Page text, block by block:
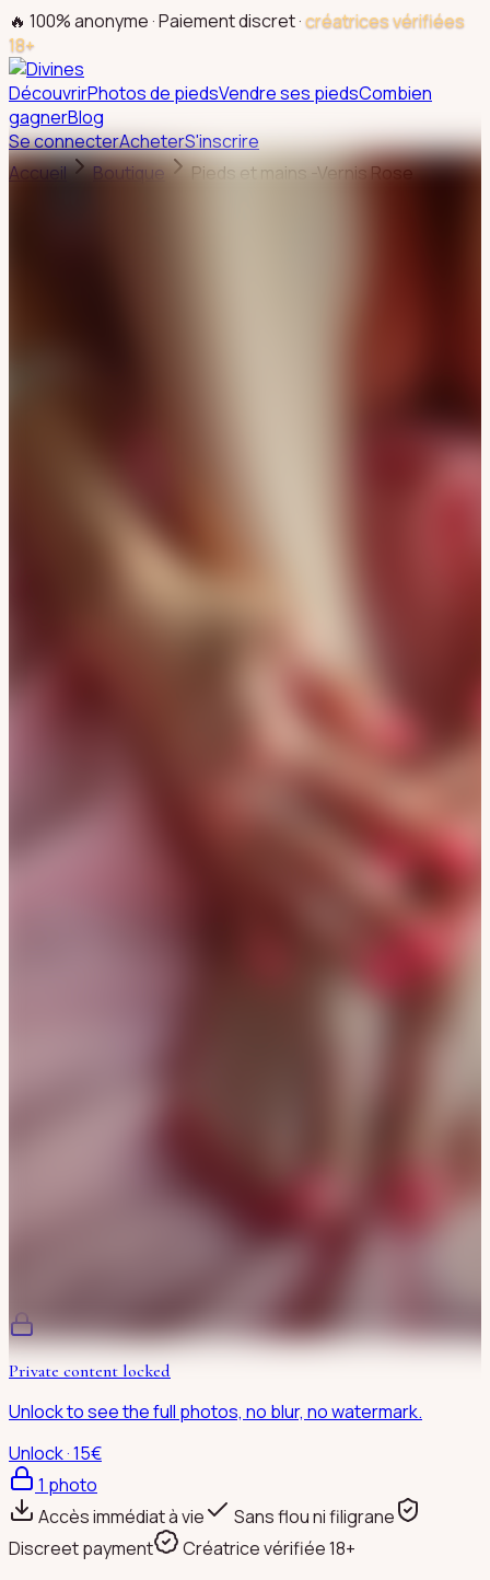
🔥 100% anonyme · Paiement discret ·créatrices vérifiées
18+
DécouvrirPhotos de piedsVendre ses piedsCombien
gagnerBlog
Se connecterAcheterS'inscrire
Accueil
Boutique Pieds et mains -Vernis Rose
Private content locked
Unlock to see the full photos, no blur, no watermark.
Unlock · 15€
1 photo
Accès immédiat à vie
Sans flou ni filigrane
Discreet payment
Créatrice vérifiée 18+